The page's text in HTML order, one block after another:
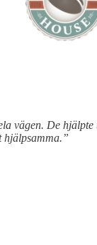
vägen. De
hjälpsamma.”